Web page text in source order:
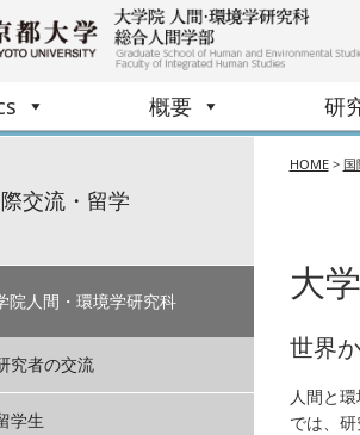
概要 研
HOME> 国
大
世界
人間と
では、
交流・留学
院人間・環境学研究科
究者の交流
学生